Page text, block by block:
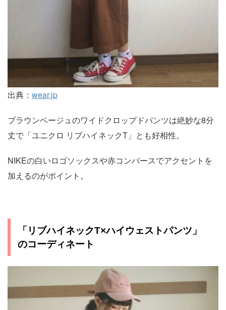
出典： wear.jp
ブラウンベージュのワイドクロップドパンツは絶妙な8分
丈で「ユニクロ リブハイネックT」とも好相性。
NIKEの白いロゴソックスや赤コンバースでアクセントを
加えるのがポイント。
「リブハイネックT×ハイウェストパンツ」
のコーディネート